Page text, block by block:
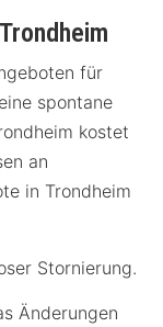
für
spontane
kostet
an
in Trondheim
Stornierung.
Änderungen